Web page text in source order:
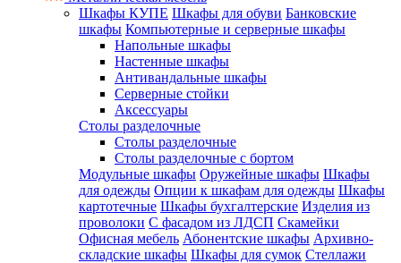
Шкафы КУПЕ Шкафы для обуви Банковские
шкафы Компьютерные и серверные шкафы
Напольные шкафы
Настенные шкафы
Антивандальные шкафы
Серверные стойки
Аксессуары
Столы разделочные
Столы разделочные
Столы разделочные с бортом
Модульные шкафы Оружейные шкафы Шкафы
для одежды Опции к шкафам для одежды Шкафы
картотечные Шкафы бухгалтерские Изделия из
проволоки С фасадом из ЛДСП Скамейки
Офисная мебель Абонентские шкафы Архивно-
складские шкафы Шкафы для сумок Стеллажи